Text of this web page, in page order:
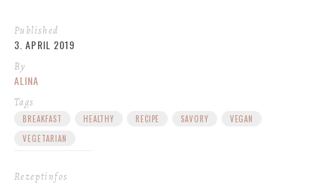
Published
3. APRIL 2019
By
ALINA
Tags
BREAKFAST HEALTHY RECIPE SAVORY
VEGAN
VEGETARIAN
Rezeptinfos